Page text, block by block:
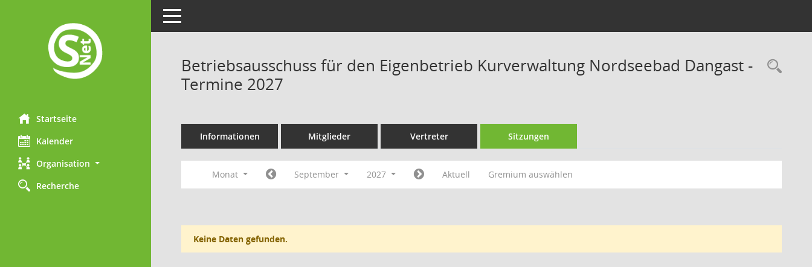
Startseite
Kalender
Organisation
Recherche
Toggle navigation
Betriebsausschuss für den Eigenbetrieb Kurverwaltung Nordseebad Dangast -
Termine 2027
Informationen Mitglieder Vertreter Sitzungen
Monat September 2027 Aktuell Gremium auswählen
Keine Daten gefunden.